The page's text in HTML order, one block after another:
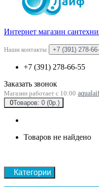
Интернет магазин
Наши контакты +7 (391) 278-
+7 (391) 278-66-55
Заказать звонок
Магазин работает с 10:00
0Товаров: 0 (0р.)
Товаров не найдено
Категории